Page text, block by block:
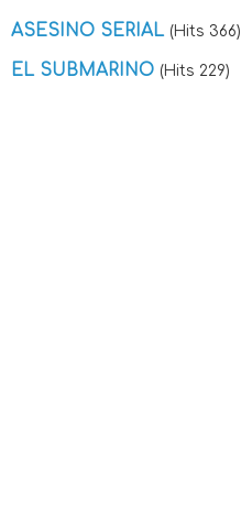
ASESINO SERIAL (Hits 366)
EL SUBMARINO (Hits 229)